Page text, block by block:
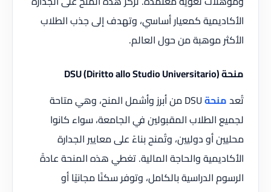
الأكاديمية كمعيار أساسي، وتهدف إلى جذب الطلاب
الأكثر موهبة من حول العالم.
منحة DSU (Diritto allo Studio Universitario)
تُعدمنحة
DSU من أبرز وأشمل المنح، وهي متاحة
لجميع الطلاب المقبولين في الجامعة، سواء كانوا
محليين أو دوليين، وتُمنح بناءً على معايير الجدارة
الأكاديمية والحاجة المالية. تغطي هذه المنحة عادةً
الرسوم الدراسية بالكامل، وتوفر سكنًا مجانيًا أو